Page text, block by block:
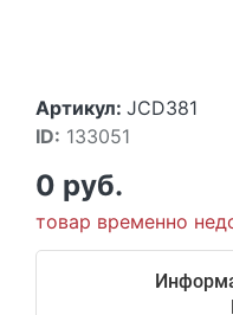
Артикул: JCD381
ID: 133051
0 руб.
товар временно